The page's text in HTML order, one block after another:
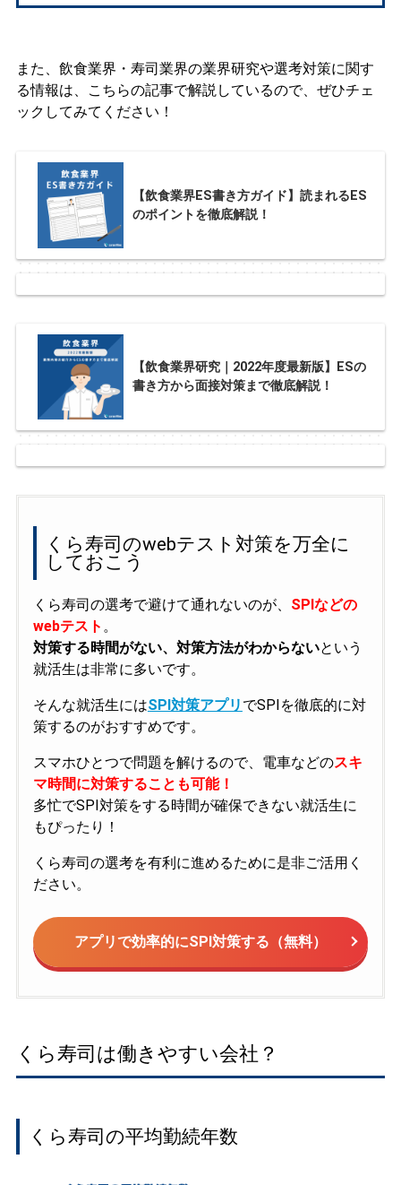
また、飲食業界・寿司業界の業界研究や選考対策に関す
る情報は、こちらの記事で解説しているので、ぜひチェ
ックしてみてください！
【飲食業界ES書き方ガイド】読まれるES
のポイントを徹底解説！
【飲食業界研究｜2022年度最新版】ESの
書き方から面接対策まで徹底解説！
くら寿司のwebテスト対策を万全に
しておこう
くら寿司の選考で避けて通れないのが、 SPIなどの
webテスト 。
対策する時間がない、対策方法がわからないという
就活生は非常に多いです。
そんな就活生にはSPI対策アプリ でSPIを徹底的に対
策するのがおすすめです。
スマホひとつで問題を解けるので、電車などのスキ
マ時間に対策することも可能！
多忙でSPI対策をする時間が確保できない就活生に
もぴったり！
くら寿司の選考を有利に進めるために是非ご活用く
ださい。
アプリで効率的にSPI対策する（無料）
くら寿司は働きやすい会社？
くら寿司の平均勤続年数